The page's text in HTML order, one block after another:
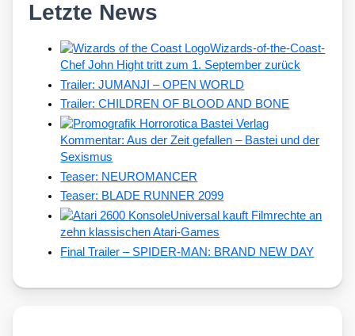
Letzte News
Wizards-of-the-Coast-
Chef John Hight tritt zum 1. September zurück
Trailer: JUMANJI – OPEN WORLD
Trailer: CHILDREN OF BLOOD AND BONE
Kommentar: Aus der Zeit gefallen – Bastei und der
Sexismus
Teaser: NEUROMANCER
Teaser: BLADE RUNNER 2099
Universal kauft Filmrechte an
zehn klassischen Atari-Games
Final Trailer – SPIDER-MAN: BRAND NEW DAY